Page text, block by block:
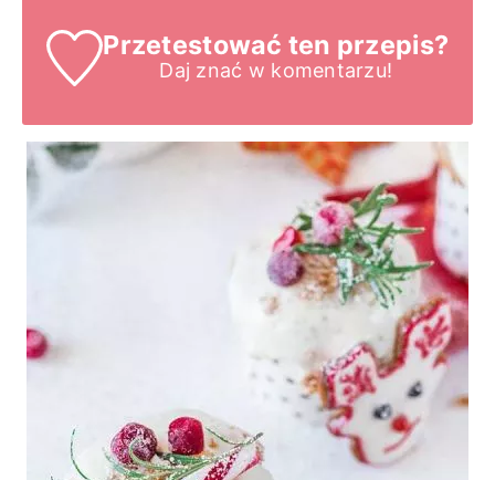
Przetestować ten przepis?
Daj znać w komentarzu!